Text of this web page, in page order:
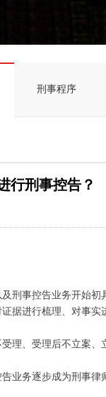
刑事程序
行刑事控告？
刑事控告业务开始
据进行梳理、对事
理、受理后不立案
业务逐步成为刑事